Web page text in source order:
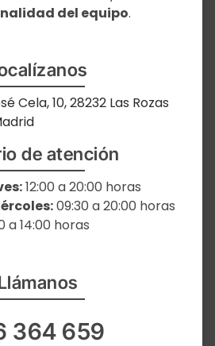
del equipo.
Cela, 10, 28232 Las Rozas
de atención
12:00 a 20:00 horas
09:30 a 20:00 horas
a 14:00 horas
364 659